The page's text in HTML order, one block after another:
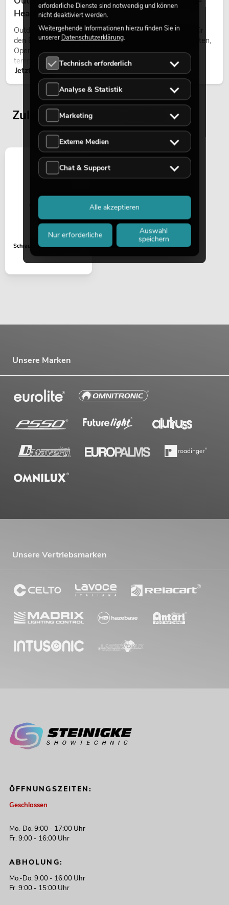
Heads bei Events
Outdoor Moving-Heads sind bewegliche Scheinwerfer für
den Einsatz im Freien. Sie werden bei Festivals, Stadtfesten,
Open-Air-Konzerten, Architekturinszenierungen und
temporären Außeninstallationen eingesetzt.
Jetzt lesen
Zuletzt angesehene Artikel
Schraubensatz M8x70 sil
Unsere Marken
Unsere Vertriebsmarken
ÖFFNUNGSZEITEN:
Geschlossen
Mo.-Do. 9:00 - 17:00 Uhr
Fr. 9:00 - 16:00 Uhr
ABHOLUNG:
Mo.-Do. 9:00 - 16:00 Uhr
Fr. 9:00 - 15:00 Uhr
erforderliche Dienste sind notwendig und können
nicht deaktiviert werden.
Weitergehende Informationen hierzu finden Sie in
unsererDatenschutzerklärung.
Technisch erforderlich
Analyse & Statistik
Marketing
Externe Medien
Chat & Support
Nur erforderliche
Auswahl
speichern
Alle akzeptieren